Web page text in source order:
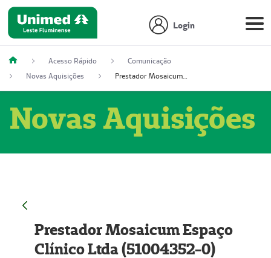
Login
Acesso Rápido
Comunicação
Novas Aquisições
Prestador Mosaicum Espaço Clínico Ltda (51004352-0)
Novas Aquisições
Prestador Mosaicum Espaço
Clínico Ltda (51004352-0)